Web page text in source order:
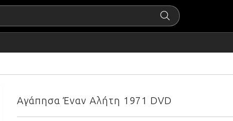
Αγάπησα Έναν Αλήτη 1971 DVD